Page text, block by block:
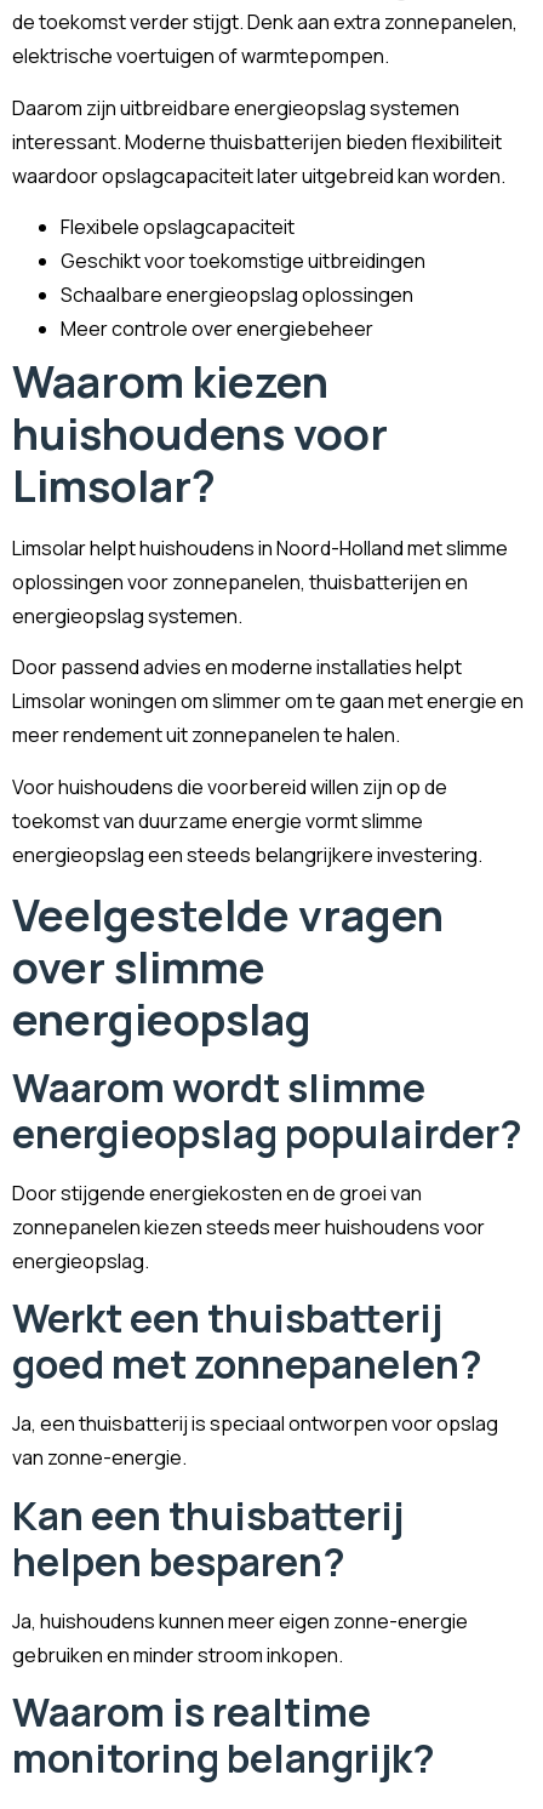
de toekomst verder stijgt. Denk aan extra zonnepanelen,
elektrische voertuigen of warmtepompen.
Daarom zijn uitbreidbare energieopslag systemen
interessant. Moderne thuisbatterijen bieden flexibiliteit
waardoor opslagcapaciteit later uitgebreid kan worden.
Flexibele opslagcapaciteit
Geschikt voor toekomstige uitbreidingen
Schaalbare energieopslag oplossingen
Meer controle over energiebeheer
Waarom kiezen
huishoudens voor
Limsolar?
Limsolar helpt huishoudens in Noord-Holland met slimme
oplossingen voor zonnepanelen, thuisbatterijen en
energieopslag systemen.
Door passend advies en moderne installaties helpt
Limsolar woningen om slimmer om te gaan met energie en
meer rendement uit zonnepanelen te halen.
Voor huishoudens die voorbereid willen zijn op de
toekomst van duurzame energie vormt slimme
energieopslag een steeds belangrijkere investering.
Veelgestelde vragen
over slimme
energieopslag
Waarom wordt slimme
energieopslag populairder?
Door stijgende energiekosten en de groei van
zonnepanelen kiezen steeds meer huishoudens voor
energieopslag.
Werkt een thuisbatterij
goed met zonnepanelen?
Ja, een thuisbatterij is speciaal ontworpen voor opslag
van zonne-energie.
Kan een thuisbatterij
helpen besparen?
Ja, huishoudens kunnen meer eigen zonne-energie
gebruiken en minder stroom inkopen.
Waarom is realtime
monitoring belangrijk?